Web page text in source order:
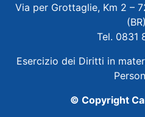
Via per Grottaglie, Km 2 –
(BR)
Tel. 0831
Esercizio dei Diritti in
© Copyright